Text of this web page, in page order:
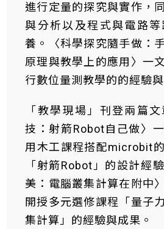
進行定量的探究與實作，
與分析以及程式與電路
養。〈科學探究隨手做：
原理與教學上的應用〉一
行數位量測教學的的經驗與
「教學現場」刊登兩篇
技：射箭Robot自己做〉
用木工課程搭配microbit
「射箭Robot」的設計經
美：電腦叢集計算在附中
開授多元選修課程「量子
集計算」的經驗與成果。